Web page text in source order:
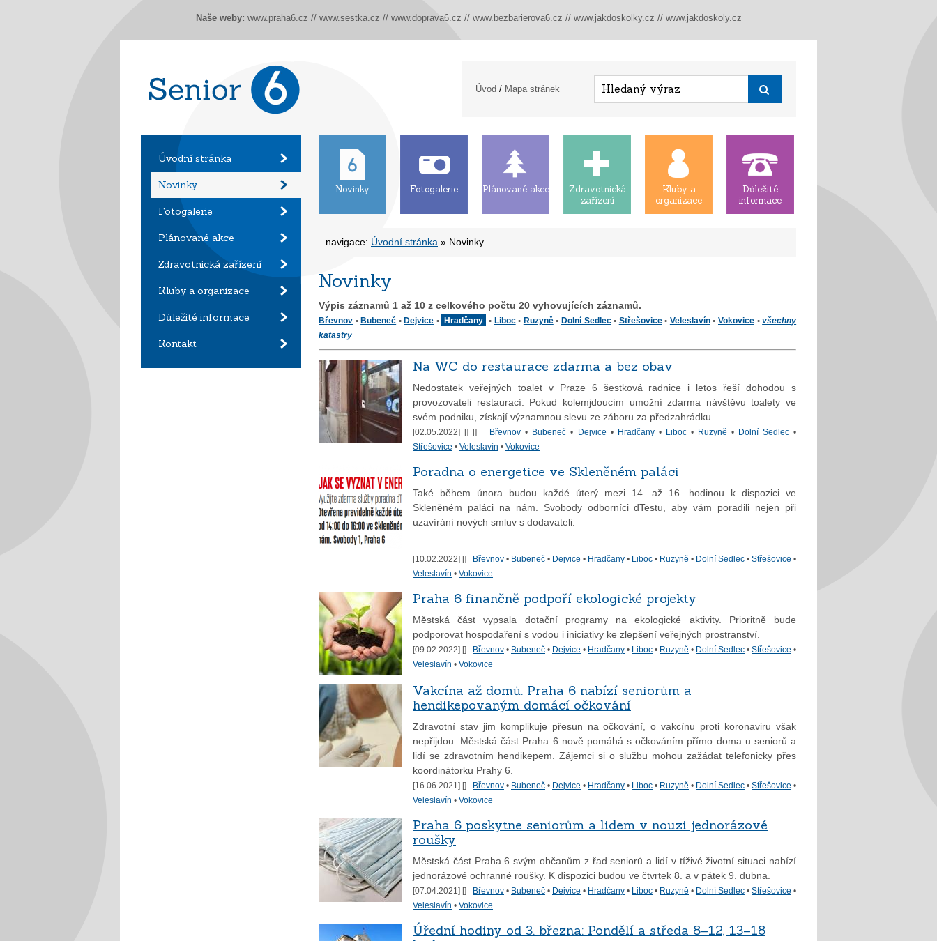
Úvod / Mapa stránek
Úvodní stránka
Novinky
Fotogalerie
Plánované akce
Zdravotnická zařízení
Kluby a organizace
Důležité informace
Kontakt
Novinky Fotogalerie Plánované akce
Zdravotnická
zařízení
Kluby a
organizace
Důležité
informace
navigace: Úvodní stránka » Novinky
Novinky
Výpis záznamů 1 až 10 z celkového počtu 20 vyhovujících záznamů.
Břevnov •Bubeneč •Dejvice • Hradčany • Liboc• Ruzyně• Dolní Sedlec• Střešovice• Veleslavín• Vokovice•všechny
katastry
Na WC do restaurace zdarma a bez obav
Nedostatek veřejných toalet v Praze 6 šestková radnice i letos řeší dohodou s
provozovateli restaurací. Pokud kolemjdoucím umožní zdarma návštěvu toalety ve
svém podniku, získají významnou slevu ze záboru za předzahrádku.
[02.05.2022] [] [] Břevnov • Bubeneč • Dejvice • Hradčany• Liboc• Ruzyně • Dolní Sedlec •
Střešovice • Veleslavín • Vokovice
Poradna o energetice ve Skleněném paláci
Také během února budou každé úterý mezi 14. až 16. hodinou k dispozici ve
Skleněném paláci na nám. Svobody odborníci dTestu, aby vám poradili nejen při
uzavírání nových smluv s dodavateli.
[10.02.2022] [] Břevnov • Bubeneč • Dejvice • Hradčany • Liboc • Ruzyně • Dolní Sedlec • Střešovice •
Veleslavín • Vokovice
Praha 6 finančně podpoří ekologické projekty
Městská část vypsala dotační programy na ekologické aktivity. Prioritně bude
podporovat hospodaření s vodou i iniciativy ke zlepšení veřejných prostranství.
[09.02.2022] [] Břevnov • Bubeneč • Dejvice • Hradčany • Liboc • Ruzyně • Dolní Sedlec • Střešovice •
Veleslavín • Vokovice
Vakcína až domů. Praha 6 nabízí seniorům a
hendikepovaným domácí očkování
Zdravotní stav jim komplikuje přesun na očkování, o vakcínu proti koronaviru však
nepřijdou. Městská část Praha 6 nově pomáhá s očkováním přímo doma u seniorů a
lidí se zdravotním hendikepem. Zájemci si o službu mohou zažádat telefonicky přes
koordinátorku Prahy 6.
[16.06.2021] [] Břevnov • Bubeneč • Dejvice • Hradčany • Liboc • Ruzyně • Dolní Sedlec • Střešovice •
Veleslavín • Vokovice
Praha 6 poskytne seniorům a lidem v nouzi jednorázové
roušky
Městská část Praha 6 svým občanům z řad seniorů a lidí v tíživé životní situaci nabízí
jednorázové ochranné roušky. K dispozici budou ve čtvrtek 8. a v pátek 9. dubna.
[07.04.2021] [] Břevnov • Bubeneč • Dejvice • Hradčany • Liboc • Ruzyně • Dolní Sedlec • Střešovice •
Veleslavín • Vokovice
Úřední hodiny od 3. března: Pondělí a středa 8–12, 13–18
Naše weby: www.praha6.cz // www.sestka.cz // www.doprava6.cz // www.bezbarierova6.cz // www.jakdoskolky.cz // www.jakdoskoly.cz